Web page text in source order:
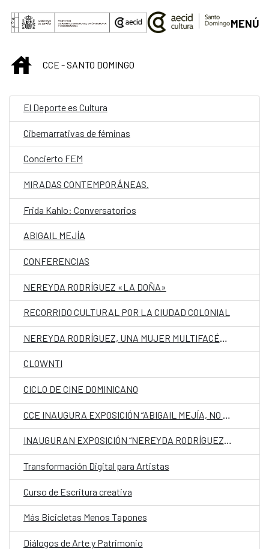
Saltar al contenido principal
MENÚ
INICIOCCE - SANTO DOMINGO
El Deporte es Cultura
Cibernarrativas de féminas
Concierto FEM
MIRADAS CONTEMPORÁNEAS.
Frida Kahlo: Conversatorios
ABIGAIL MEJÍA
CONFERENCIAS
NEREYDA RODRÍGUEZ «LA DOÑA»
RECORRIDO CULTURAL POR LA CIUDAD COLONIAL
NEREYDA RODRÍGUEZ, UNA MUJER MULTIFACÉTICA
CLOWNTI
CICLO DE CINE DOMINICANO
INAUGURAN EXPOSICIÓN “NEREYDA RODRÍGUEZ, LA IMPRONTA DE UN ICONO” EN EL CCE
Transformación Digital para Artistas
Curso de Escritura creativa
Más Bicicletas Menos Tapones
Diálogos de Arte y Patrimonio